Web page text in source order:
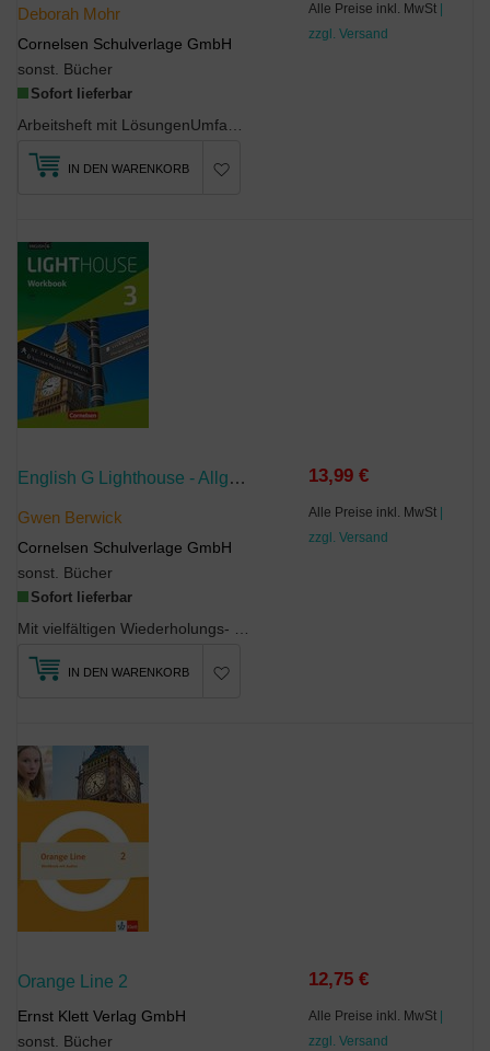
Deborah Mohr
Cornelsen Schulverlage GmbH
sonst. Bücher
Sofort lieferbar
Alle Preise inkl. MwSt |
zzgl. Versand
IN DEN WARENKORB
English G Lighthouse - Allgemeine Ausgabe - Band 3: 7. Schuljahr
Gwen Berwick
Cornelsen Schulverlage GmbH
sonst. Bücher
Sofort lieferbar
13,99 €
Alle Preise inkl. MwSt |
zzgl. Versand
IN DEN WARENKORB
Orange Line 2
Ernst Klett Verlag GmbH
sonst. Bücher
12,75 €
Alle Preise inkl. MwSt |
zzgl. Versand